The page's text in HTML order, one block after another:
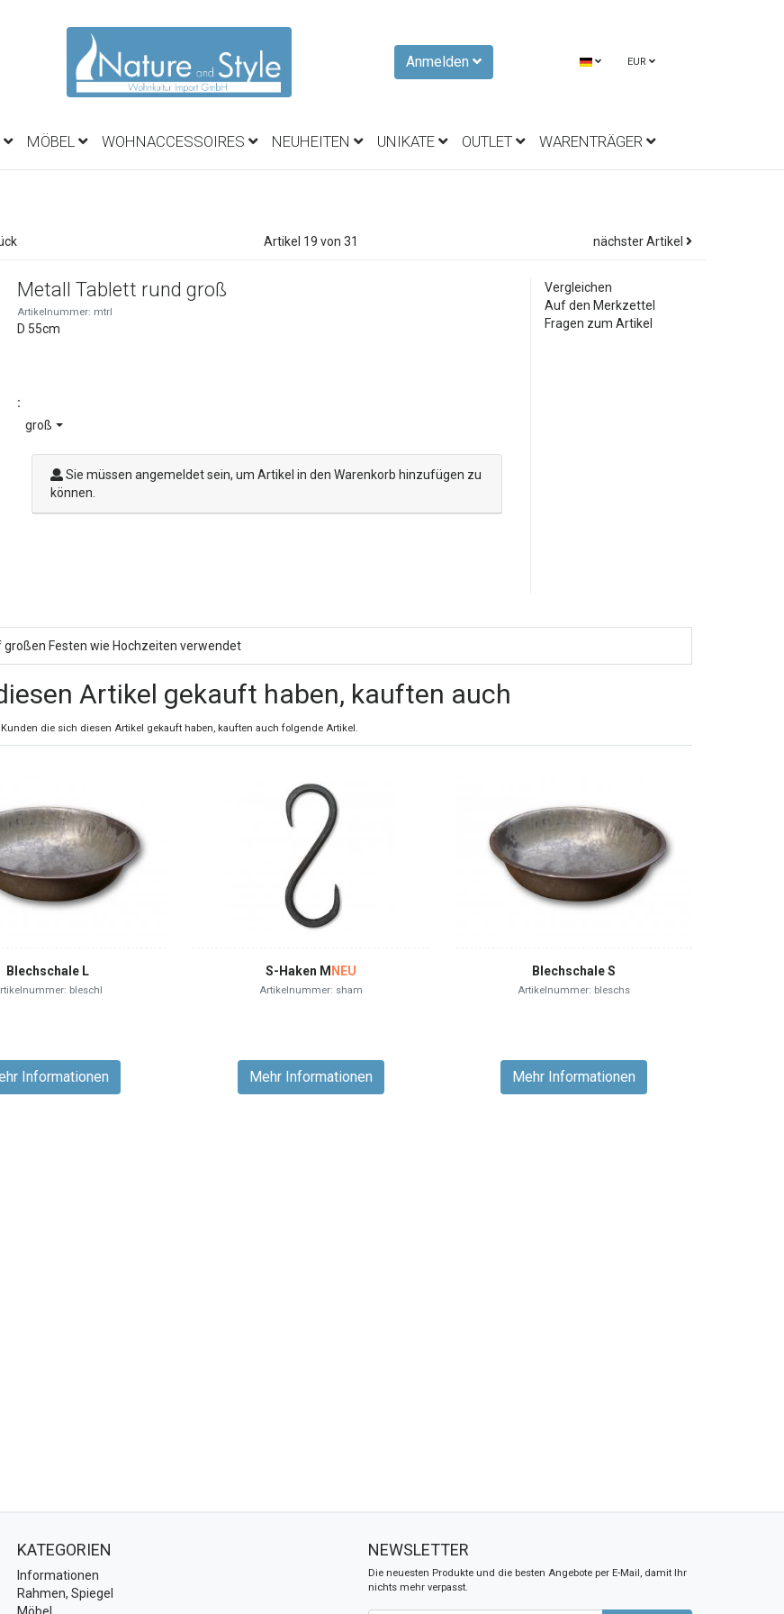
Anmelden EUR
MÖBEL WOHNACCESSOIRES NEUHEITEN UNIKATE OUTLET WARENTRÄGER
Artikel 19 von 31 nächster Artikel
Metall Tablett rund groß
Artikelnummer: mtrl
D 55cm
:
groß
Sie müssen angemeldet sein, um Artikel in den Warenkorb hinzufügen zu
können.
Vergleichen
Auf den Merkzettel
Fragen zum Artikel
Festen wie Hochzeiten verwendet
Artikel gekauft haben, kauften auch
Kunden die sich diesen Artikel gekauft haben, kauften auch folgende Artikel.
Blechschale L
bleschl
Informationen
S-Haken M NEU
Artikelnummer: sham
Mehr Informationen
Blechschale S
Artikelnummer: bleschs
Mehr Informationen
KATEGORIEN
Informationen
Rahmen, Spiegel
Möbel
NEWSLETTER
Die neuesten Produkte und die besten Angebote per E-Mail, damit Ihr
nichts mehr verpasst.